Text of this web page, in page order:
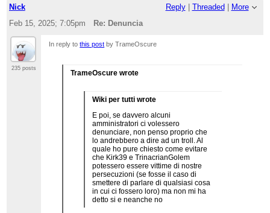
Nick Reply| Threaded
More
Feb 15, 2025; 7:05pm
Re: Denuncia
235 posts
In reply tothis post by TrameOscure
TrameOscure wrote
Wiki per tutti wrote
E poi, se davvero alcuni
amministratori ci volessero
denunciare, non penso proprio che
lo andrebbero a dire ad un troll. Al
quale ho pure chiesto come evitare
che Kirk39 e TrinacrianGolem
potessero essere vittime di nostre
persecuzioni (se fosse il caso di
smettere di parlare di qualsiasi cosa
in cui ci fossero loro) ma non mi ha
detto si e neanche no